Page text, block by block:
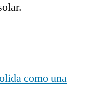
como una